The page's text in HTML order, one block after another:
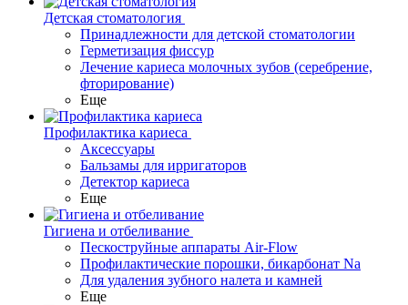
Детская стоматология
Принадлежности для детской стоматологии
Герметизация фиссур
Лечение кариеса молочных зубов (серебрение,
фторирование)
Еще
Профилактика кариеса
Аксессуары
Бальзамы для ирригаторов
Детектор кариеса
Еще
Гигиена и отбеливание
Пескоструйные аппараты Air-Flow
Профилактические порошки, бикарбонат Na
Для удаления зубного налета и камней
Еще